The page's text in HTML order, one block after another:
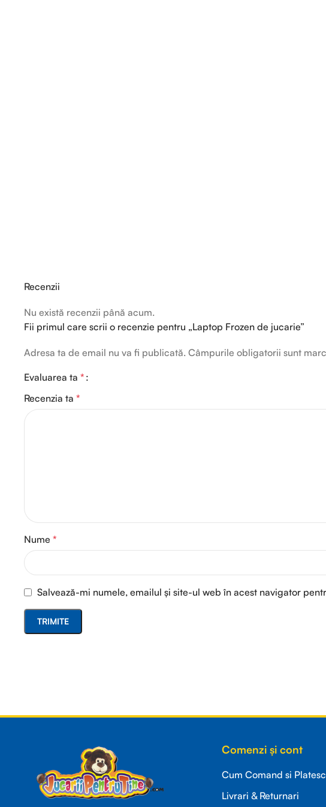
Recenzii
Nu există recenzii până acum.
Fii primul care scrii o recenzie pentru „Laptop Frozen de jucarie”
Adresa ta de email nu va fi publicată. Câmpurile obligatorii sunt
Evaluarea ta *
Recenzia ta *
Nume *
Salvează-mi numele, emailul și site-ul web în acest navigator
Comenzi și cont
Cum Comand si
Livrari & Returnari